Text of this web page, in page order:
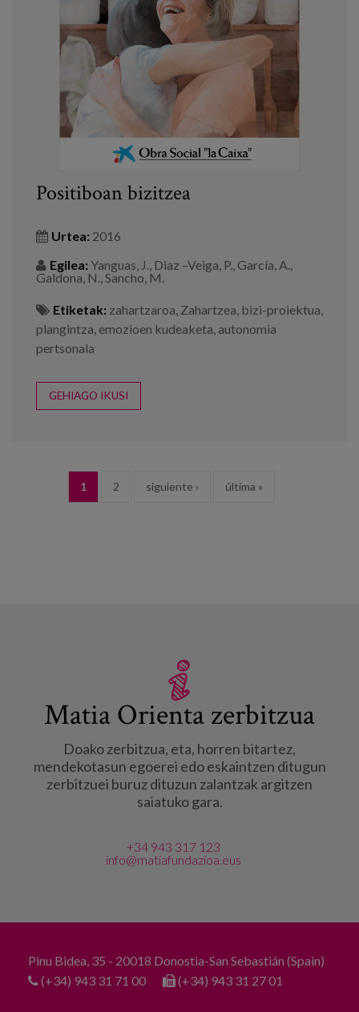
Positiboan bizitzea
Urtea: 2016
Egilea: Yanguas, J., Diaz –Veiga, P., García, A.,
Galdona, N., Sancho, M.
Etiketak: zahartzaroa, Zahartzea, bizi-proiektua,
plangintza, emozioen kudeaketa, autonomia
pertsonala
GEHIAGO IKUSI
ORRIAK
1 2 siguiente › última »
Matia Orienta zerbitzua
Doako zerbitzua, eta, horren bitartez,
mendekotasun egoerei edo eskaintzen ditugun
zerbitzuei buruz dituzun zalantzak argitzen
saiatuko gara.
+34 943 317 123
info@matiafundazioa.eus
Pinu Bidea, 35 - 20018 Donostia-San Sebastián (Spain)
(+34) 943 31 71 00
(+34) 943 31 27 01